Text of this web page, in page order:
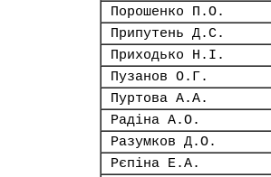
Порошенко П.О.
Припутень Д.С.
Приходько Н.І.
Пузанов О.Г.
Пуртова А.А.
Радіна А.О.
Разумков Д.О.
Рєпіна Е.А.